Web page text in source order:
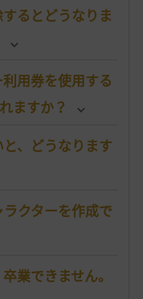
るとどうなりま
用券を使用する
ますか？
、どうなります
クターを作成で
業できません。